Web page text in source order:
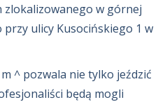
zlokalizowanego w górnej
ulicy Kusocińskiego 1 w
^ pozwala nie tylko jeździć
będą mogli